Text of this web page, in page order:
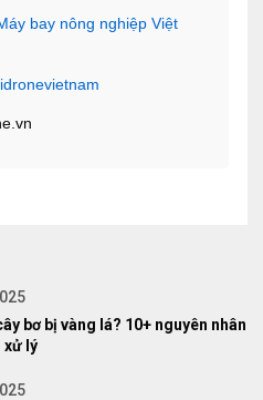
bay nông nghiệp Việt
bơ bị vàng lá? 10+ nguyên nhân
xử lý